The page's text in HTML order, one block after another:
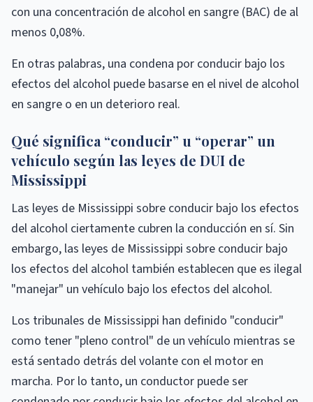
con una concentración de alcohol en sangre (BAC) de al
menos 0,08%.
En otras palabras, una condena por conducir bajo los
efectos del alcohol puede basarse en el nivel de alcohol
en sangre o en un deterioro real.
Qué significa “conducir” u “operar” un
vehículo según las leyes de DUI de
Mississippi
Las leyes de Mississippi sobre conducir bajo los efectos
del alcohol ciertamente cubren la conducción en sí. Sin
embargo, las leyes de Mississippi sobre conducir bajo
los efectos del alcohol también establecen que es ilegal
"manejar" un vehículo bajo los efectos del alcohol.
Los tribunales de Mississippi han definido "conducir"
como tener "pleno control" de un vehículo mientras se
está sentado detrás del volante con el motor en
marcha. Por lo tanto, un conductor puede ser